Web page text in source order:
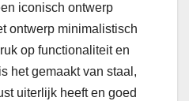
iconisch ontwerp
ontwerp minimalistisch
op functionaliteit en
het gemaakt van staal,
uiterlijk heeft en goed